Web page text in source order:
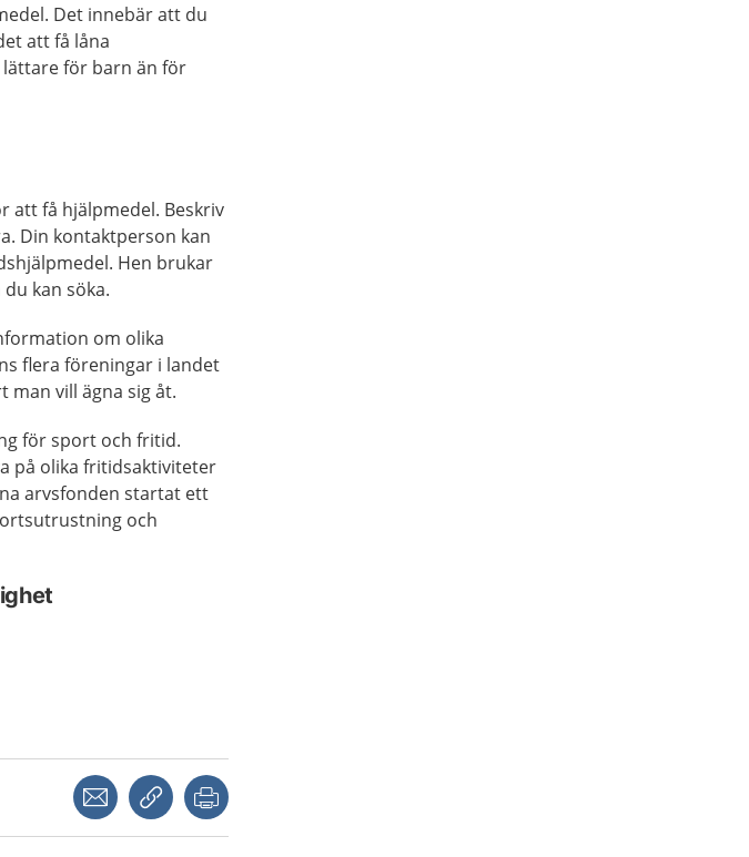
Det innebär att du
att få låna
för barn än för
att få hjälpmedel. Beskriv
Din kontaktperson kan
Hen brukar
kan söka.
om olika
flera föreningar i landet
man vill ägna sig åt.
för sport och fritid.
på olika fritidsaktiviteter
arvsfonden startat ett
och
Dela via mejlKopiera länk